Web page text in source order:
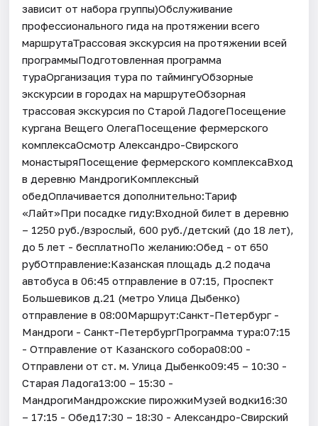
зависит от набора группы)Обслуживание
профессионального гида на протяжении всего
маршрутаТрассовая экскурсия на протяжении всей
программыПодготовленная программа
тураОрганизация тура по таймингуОбзорные
экскурсии в городах на маршрутеОбзорная
трассовая экскурсия по Старой ЛадогеПосещение
кургана Вещего ОлегаПосещение фермерского
комплексаОсмотр Александро-Свирского
монастыряПосещение фермерского комплексаВход
в деревню МандрогиКомплексный
обедОплачивается дополнительно:Тариф
«Лайт»При посадке гиду:Входной билет в деревню
– 1250 руб./взрослый, 600 руб./детский (до 18 лет),
до 5 лет - бесплатноПо желанию:Обед - от 650
рубОтправление:Казанская площадь д.2 подача
автобуса в 06:45 отправление в 07:15, Проспект
Большевиков д.21 (метро Улица Дыбенко)
отправление в 08:00Маршрут:Санкт-Петербург -
Мандроги - Санкт-ПетербургПрограмма тура:07:15
- Отправление от Казанского собора08:00 -
Отправлени от ст. м. Улица Дыбенко09:45 – 10:30 -
Старая Ладога13:00 – 15:30 -
МандрогиМандрожские пирожкиМузей водки16:30
– 17:15 - Обед17:30 – 18:30 - Александро-Свирский